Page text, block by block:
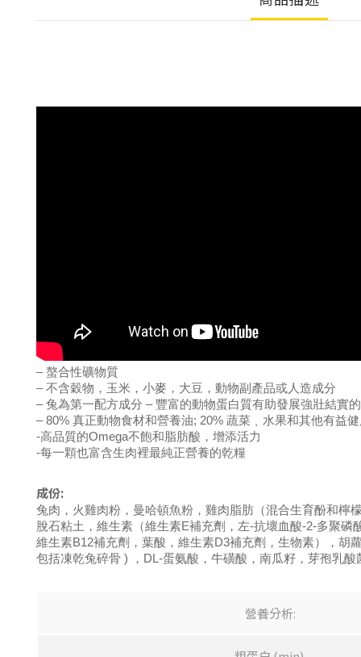
– 螯合性礦物質
– 不含穀物，玉米，小麥，大豆，動物副產品或人造成分
– 兔為第一配方成分 – 豐富的動物蛋白質有助發展強壯結實
– 80% 真正動物食材和營養油; 20% 蔬菜﹑水果和其他有益
-高品質的Omega不飽和脂肪酸，增添活力
-每一顆也富含生肉裡最純正營養的乾糧
成份:
兔肉，火雞肉粉，曼哈頓魚粉，雞肉脂肪（混合生育酚和檸
脫石粘土，維生素（維生素E補充劑，左-抗壞血酸-2-多聚
維生素B12補充劑，葉酸，維生素D3補充劑，生物素），胡
包括凍乾兔碎骨 ) ，DL-蛋氨酸，牛磺酸，南瓜籽，芽孢乳
營養分析: